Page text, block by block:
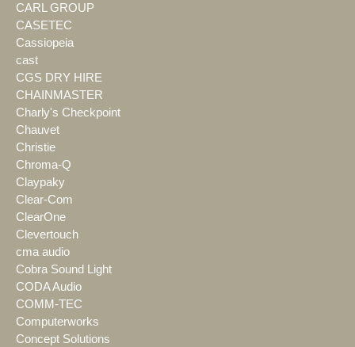
CARL GROUP
CASETEC
Cassiopeia
cast
CGS DRY HIRE
CHAINMASTER
Charly's Checkpoint
Chauvet
Christie
Chroma-Q
Claypaky
Clear-Com
ClearOne
Clevertouch
cma audio
Cobra Sound Light
CODA Audio
COMM-TEC
Computerworks
Concept Solutions